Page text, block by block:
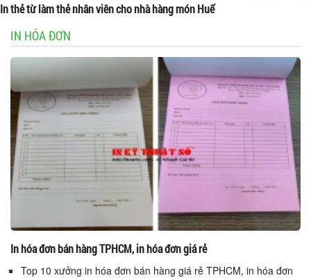
In thẻ từ làm thẻ nhân viên cho nhà hàng món Huế
IN HÓA ĐƠN
In hóa đơn bán hàng TPHCM, in hóa đơn giá rẻ
Top 10 xưởng in hóa đơn bán hàng giá rẻ TPHCM, in hóa đơn